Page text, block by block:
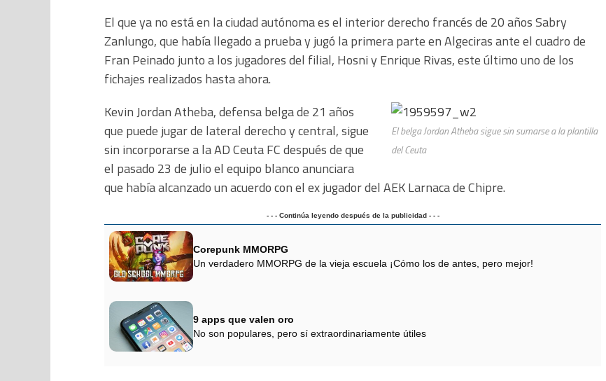
El que ya no está en la ciudad autónoma es el interior derecho francés de 20 años Sabry
Zanlungo, que había llegado a prueba y jugó la primera parte en Algeciras ante el cuadro de
Fran Peinado junto a los jugadores del filial, Hosni y Enrique Rivas, este último uno de los
fichajes realizados hasta ahora.
El belga Jordan Atheba sigue sin sumarse a la plantilla
del Ceuta
Kevin Jordan Atheba, defensa belga de 21 años
que puede jugar de lateral derecho y central, sigue
sin incorporarse a la AD Ceuta FC después de que
el pasado 23 de julio el equipo blanco anunciara
que había alcanzado un acuerdo con el ex jugador del AEK Larnaca de Chipre.
- - - Continúa leyendo después de la publicidad - - -
Corepunk MMORPG
Un verdadero MMORPG de la vieja escuela ¡Cómo los de antes, pero mejor!
9 apps que valen oro
No son populares, pero sí extraordinariamente útiles